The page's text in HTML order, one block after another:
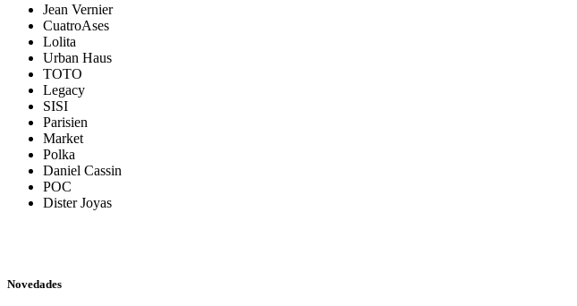
Jean Vernier
CuatroAses
Lolita
Urban Haus
TOTO
Legacy
SISI
Parisien
Market
Polka
Daniel Cassin
POC
Dister Joyas
Novedades